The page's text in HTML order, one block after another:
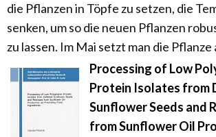
die Pflanzen in Töpfe zu setzen, die
senken, um so die neuen Pflanzen
zu lassen. Im Mai setzt man die Pflanze
Processing of Low
Protein Isolates from
Sunflower Seeds and
from Sunflower Oil